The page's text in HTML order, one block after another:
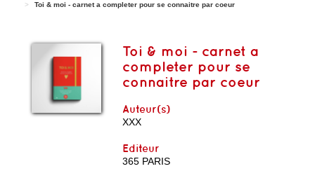
Toi & moi - carnet a completer pour se connaitre par coeur
Toi & moi - carnet a
completer pour se
connaitre par coeur
Auteur(s)
XXX
Editeur
365 PARIS